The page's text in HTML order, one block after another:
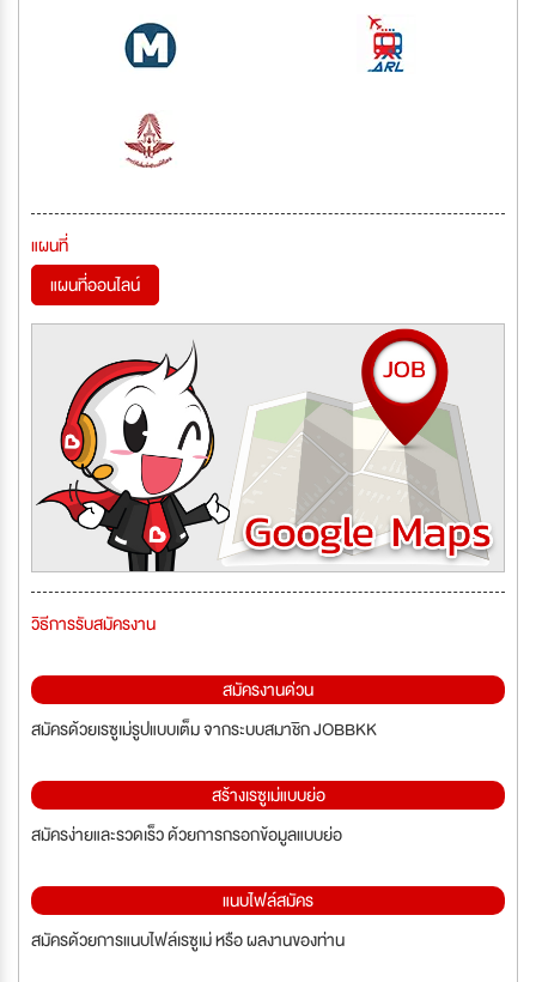
แผนที่
แผนที่ออนไลน์
วิธีการรับสมัครงาน
สมัครงานด่วน
สมัครด้วยเรซูเม่รูปแบบเต็ม จากระบบสมาชิก JOBBKK
สร้างเรซูเม่แบบย่อ
สมัครง่ายและรวดเร็ว ด้วยการกรอกข้อมูลแบบย่อ
แนบไฟล์สมัคร
สมัครด้วยการแนบไฟล์เรซูเม่ หรือ ผลงานของท่าน